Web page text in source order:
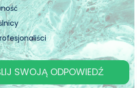
dzięki której możesz stworzyć
serca, wykonane z
i całkowicie wolne od
SWOJĄ ODPOWIEDŹ